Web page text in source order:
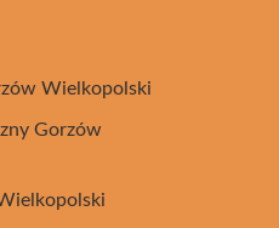
Wielkopolski
Gorzów